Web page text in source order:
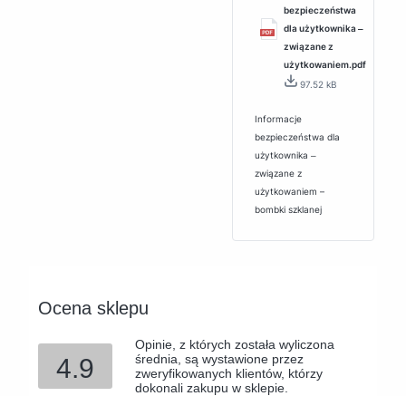
bezpieczeństwa
dla użytkownika ‒
związane z
użytkowaniem.pdf
97.52 kB
Informacje
bezpieczeństwa dla
użytkownika ‒
związane z
użytkowaniem –
bombki szklanej
Ocena sklepu
4.9
Opinie, z których została wyliczona
średnia, są wystawione przez
zweryfikowanych klientów, którzy
dokonali zakupu w sklepie.